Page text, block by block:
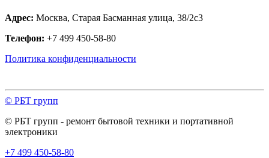
Адрес: Москва, Старая Басманная улица, 38/2с3
Телефон: +7 499 450-58-80
Политика конфиденциальности
© РБТ групп
© РБТ групп - ремонт бытовой техники и портативной
электроники
+7 499 450-58-80